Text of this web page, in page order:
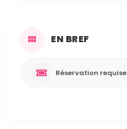
EN BREF
Réservation requise